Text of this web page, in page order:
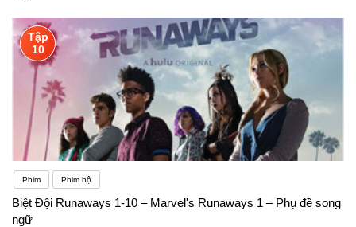
Tập
10
Phim Phim bộ
Biệt Đội Runaways 1-10 – Marvel's Runaways 1 – Phụ đề song
ngữ